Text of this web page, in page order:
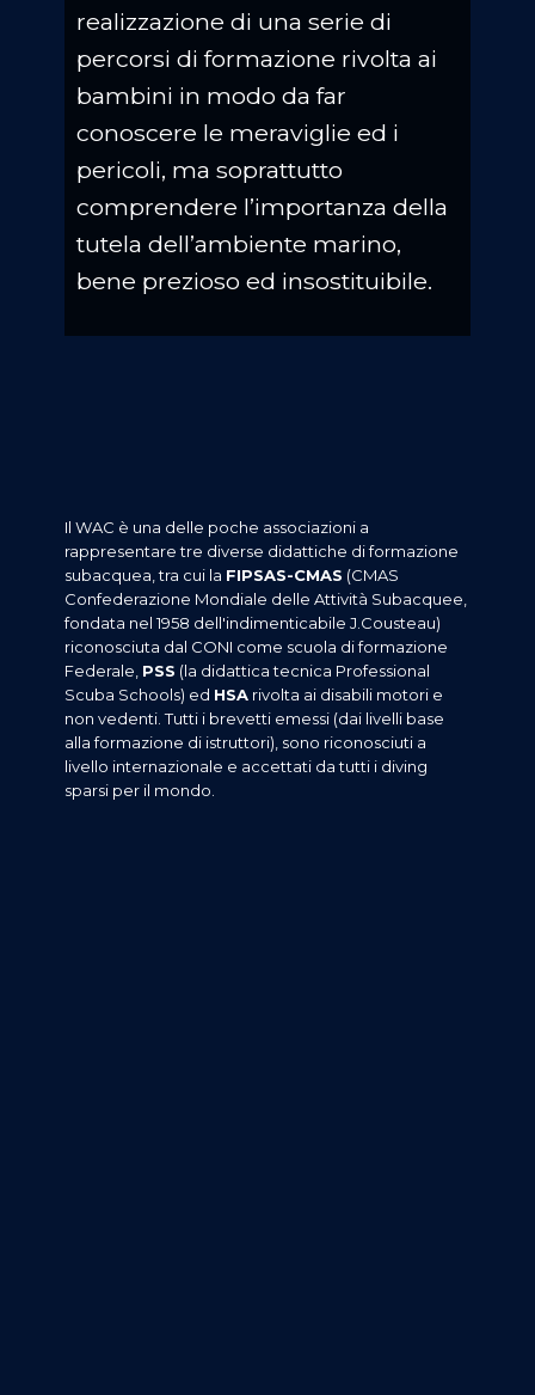
realizzazione di una serie di
percorsi di formazione rivolta ai
bambini in modo da far
conoscere le meraviglie ed i
pericoli, ma soprattutto
comprendere l’importanza della
tutela dell’ambiente marino,
bene prezioso ed insostituibile.
Il WAC è una delle poche associazioni a
rappresentare tre diverse didattiche di formazione
subacquea, tra cui la FIPSAS-CMAS (CMAS
Confederazione Mondiale delle Attività Subacquee,
fondata nel 1958 dell'indimenticabile J.Cousteau)
riconosciuta dal CONI come scuola di formazione
Federale, PSS (la didattica tecnica Professional
Scuba Schools) ed HSA rivolta ai disabili motori e
non vedenti. Tutti i brevetti emessi (dai livelli base
alla formazione di istruttori), sono riconosciuti a
livello internazionale e accettati da tutti i diving
sparsi per il mondo.